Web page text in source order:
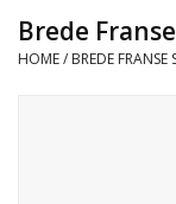
Toebehoren
Brede
HOME/ BREDE